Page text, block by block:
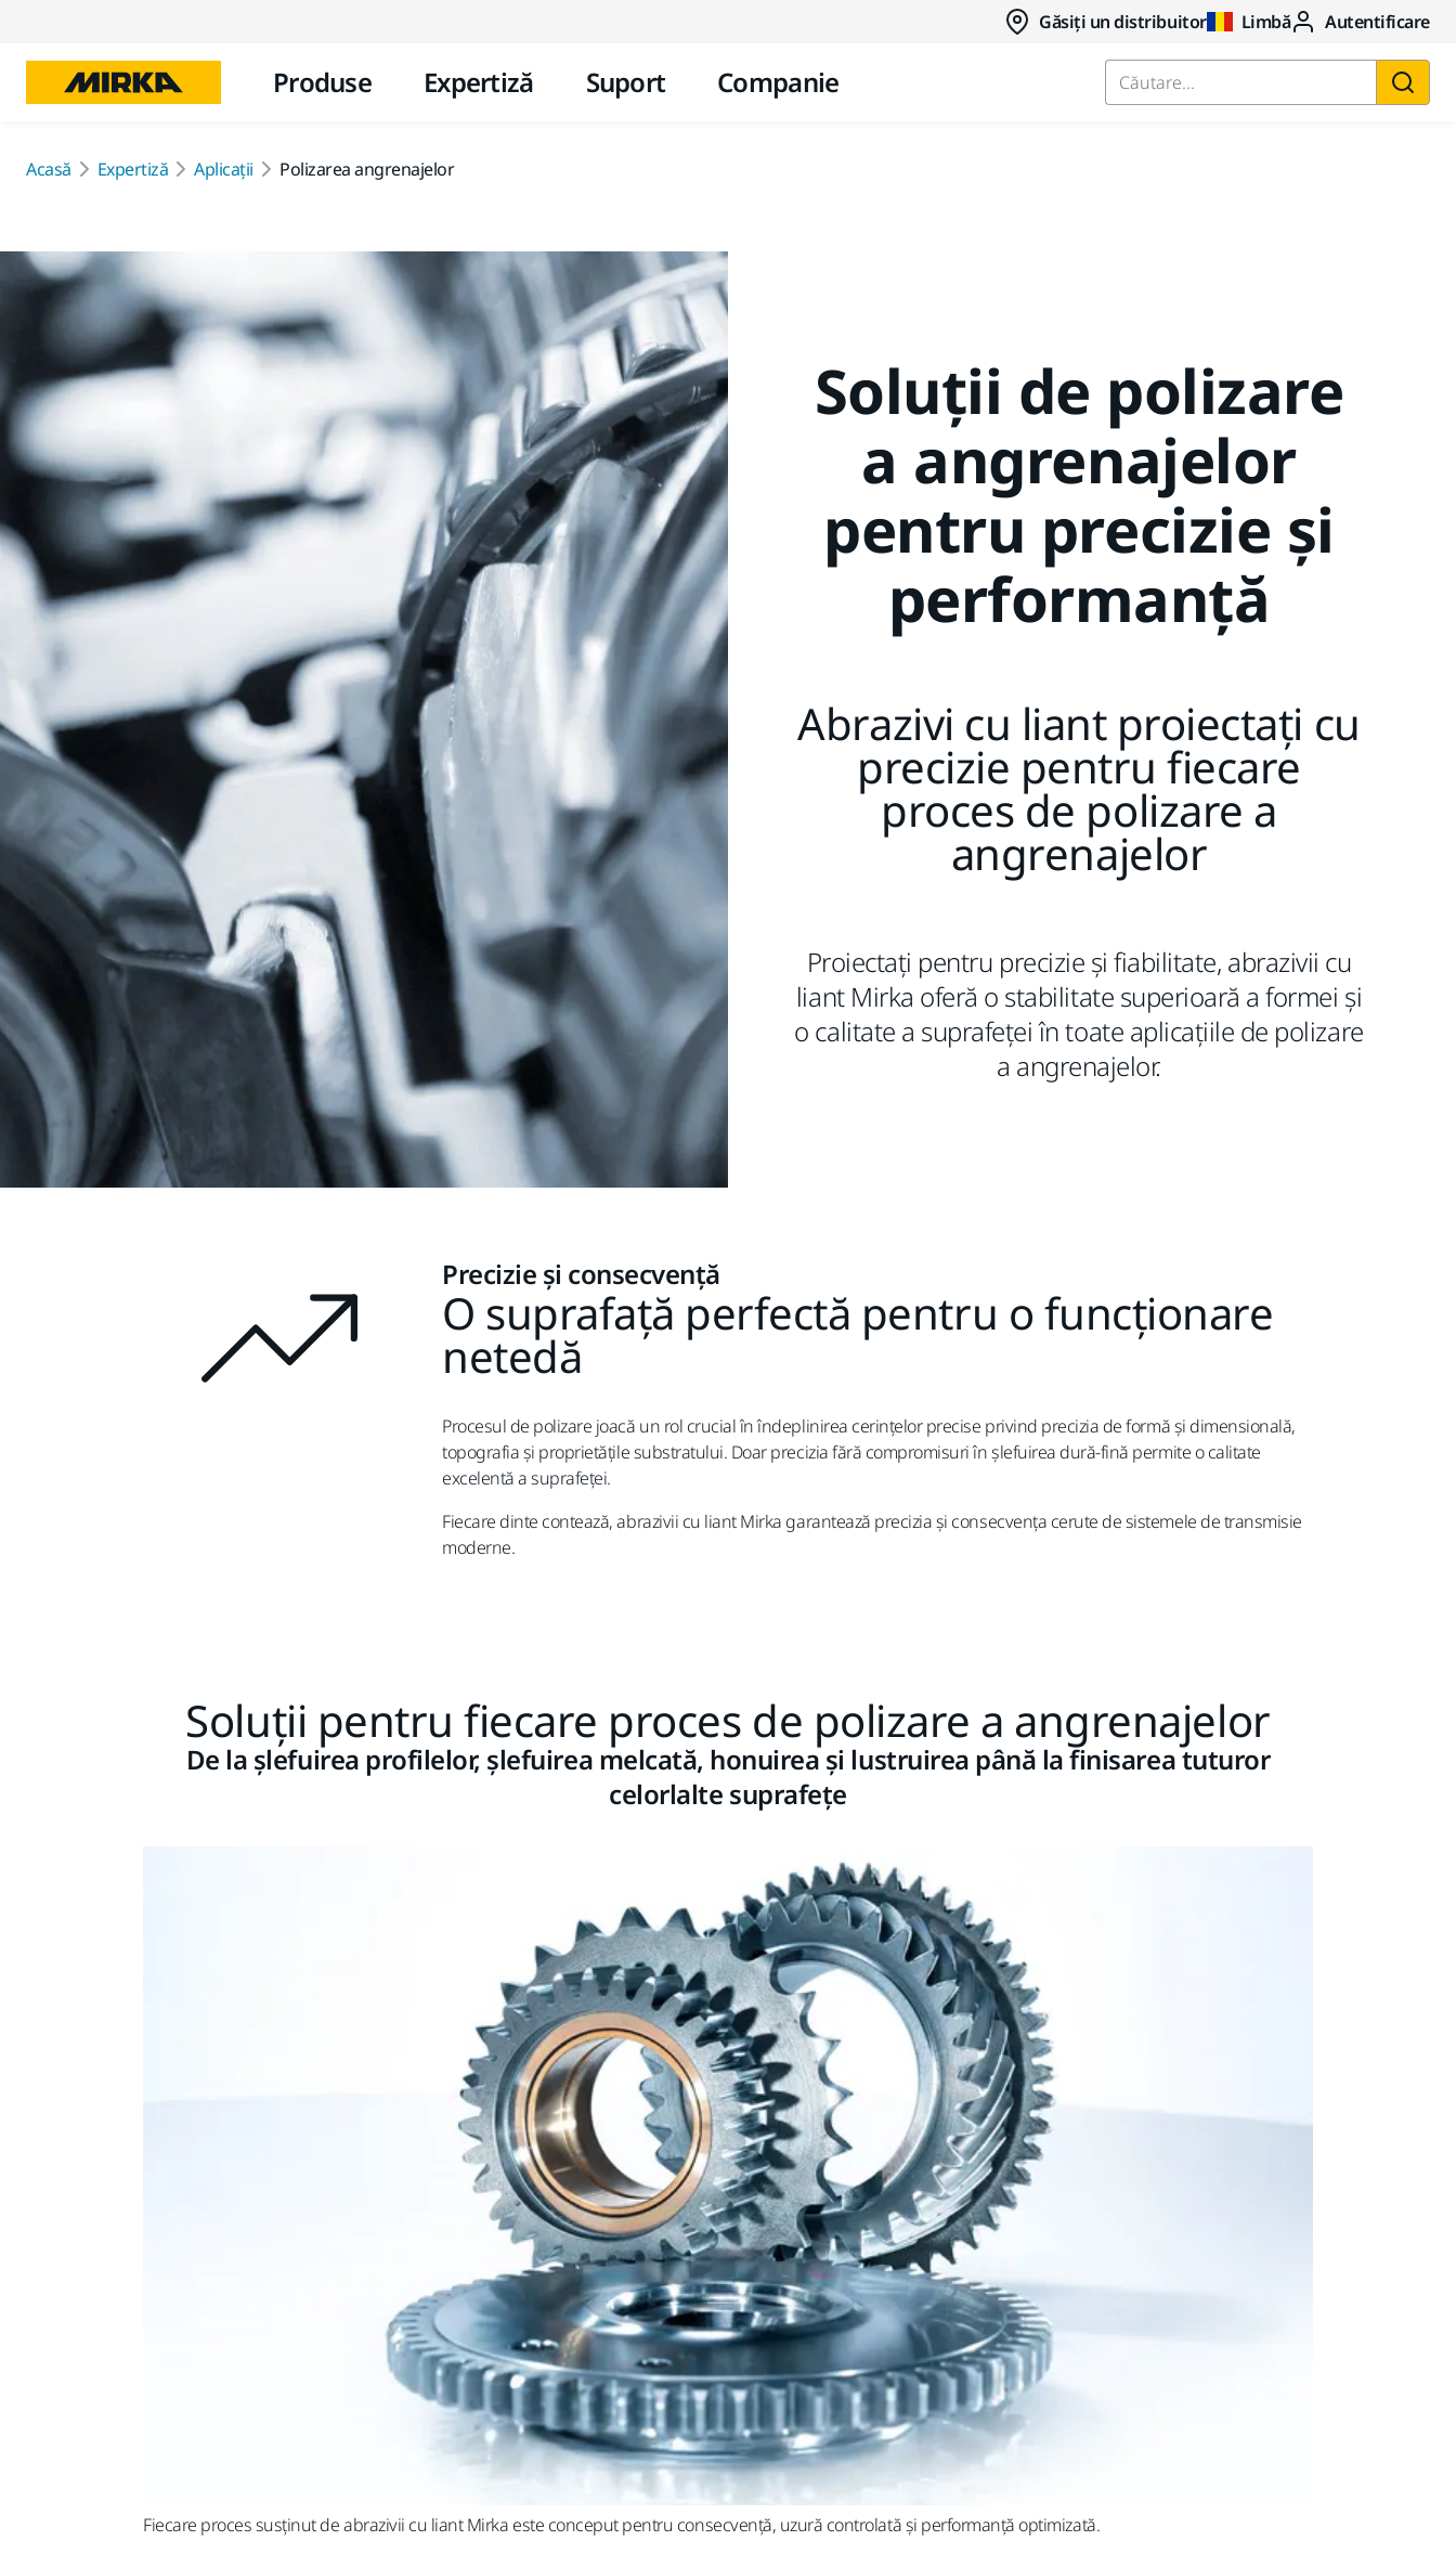
Găsiți un distribuitor Limbă Autentificare
Produse Expertiză Suport Companie Căutare...
Acasă Expertiză Aplicații Polizarea angrenajelor
Soluții de polizare
a angrenajelor
pentru precizie și
performanță
Abrazivi cu liant proiectați cu
precizie pentru fiecare
proces de polizare a
angrenajelor
Proiectați pentru precizie și fiabilitate, abrazivii cu
liant Mirka oferă o stabilitate superioară a formei și
o calitate a suprafeței în toate aplicațiile de polizare
a angrenajelor.
Precizie și consecvență
O suprafață perfectă pentru o funcționare
netedă
Procesul de polizare joacă un rol crucial în îndeplinirea cerințelor precise privind precizia de formă și dimensională,
topografia și proprietățile substratului. Doar precizia fără compromisuri în șlefuirea dură-fină permite o calitate
excelentă a suprafeței.
Fiecare dinte contează, abrazivii cu liant Mirka garantează precizia și consecvența cerute de sistemele de transmisie
moderne.
Soluții pentru fiecare proces de polizare a angrenajelor
De la șlefuirea profilelor, șlefuirea melcată, honuirea și lustruirea până la finisarea tuturor
celorlalte suprafețe
Fiecare proces susținut de abrazivii cu liant Mirka este conceput pentru consecvență, uzură controlată și performanță optimizată.